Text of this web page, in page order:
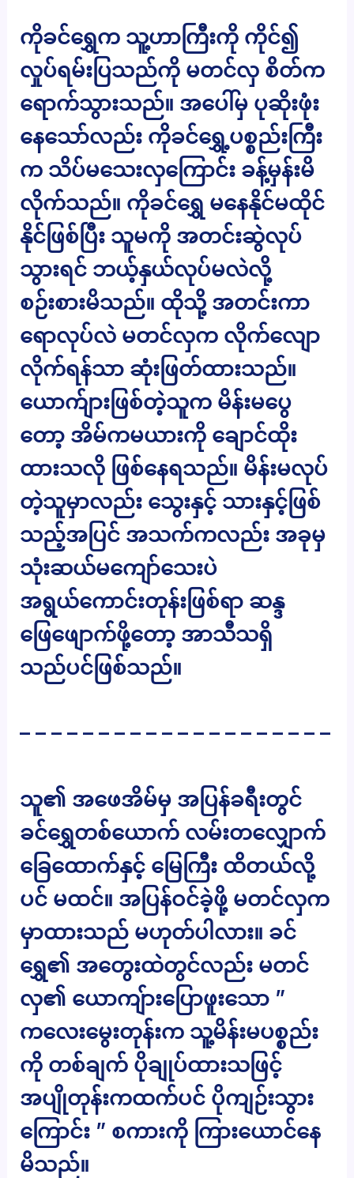
ကိုခင်ရွှေက သူ့ဟာကြီးကို ကိုင်၍
လှုပ်ရမ်းပြသည်ကို မတင်လှ စိတ်က
ရောက်သွားသည်။ အပေါ်မှ ပုဆိုးဖုံး
နေသော်လည်း ကိုခင်ရွှေ့ပစ္စည်းကြီး
က သိပ်မသေးလှကြောင်း ခန့်မှန်းမိ
လိုက်သည်။ ကိုခင်ရွှေ မနေနိုင်မထိုင်
နိုင်ဖြစ်ပြီး သူမကို အတင်းဆွဲလုပ်
သွားရင် ဘယ့်နှယ်လုပ်မလဲလို့
စဉ်းစားမိသည်။ ထိုသို့ အတင်းကာ
ရောလုပ်လဲ မတင်လှက လိုက်လျော
လိုက်ရန်သာ ဆုံးဖြတ်ထားသည်။
ယောက်ျားဖြစ်တဲ့သူက မိန်းမပွေ
တော့ အိမ်ကမယားကို ချောင်ထိုး
ထားသလို ဖြစ်နေရသည်။ မိန်းမလုပ်
တဲ့သူမှာလည်း သွေးနှင့် သားနှင့်ဖြစ်
သည့်အပြင် အသက်ကလည်း အခုမှ
သုံးဆယ်မကျော်သေးပဲ
အရွယ်ကောင်းတုန်းဖြစ်ရာ ဆန္ဒ
ဖြေဖျောက်ဖို့တော့ အာသီသရှိ
သည်ပင်ဖြစ်သည်။
– – – – – – – – – – – – – – – – – – – –
သူ၏ အဖေအိမ်မှ အပြန်ခရီးတွင်
ခင်ရွှေတစ်ယောက် လမ်းတလျှောက်
ခြေထောက်နှင့် မြေကြီး ထိတယ်လို့
ပင် မထင်။ အပြန်ဝင်ခဲ့ဖို့ မတင်လှက
မှာထားသည် မဟုတ်ပါလား။ ခင်
ရွှေ၏ အတွေးထဲတွင်လည်း မတင်
လှ၏ ယောကျ်ားပြောဖူးသော ”
ကလေးမွေးတုန်းက သူ့မိန်းမပစ္စည်း
ကို တစ်ချက် ပိုချုပ်ထားသဖြင့်
အပျိုတုန်းကထက်ပင် ပိုကျဉ်းသွား
ကြောင်း ” စကားကို ကြားယောင်နေ
မိသည်။